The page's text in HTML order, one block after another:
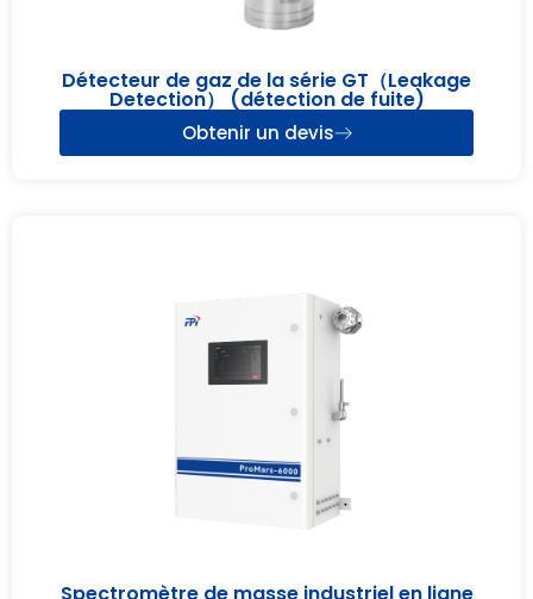
Détecteur de gaz de la série GT（Leakage
Detection） (détection de fuite)
Obtenir un devis